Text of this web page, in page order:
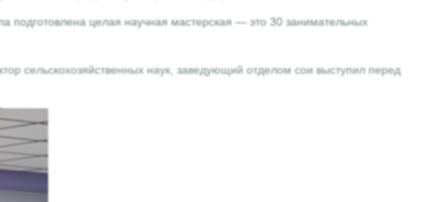
подготовлена целая научная мастерская — это 30 занимательных
сельскохозяйственных наук, заведующий отделом сои выступил перед